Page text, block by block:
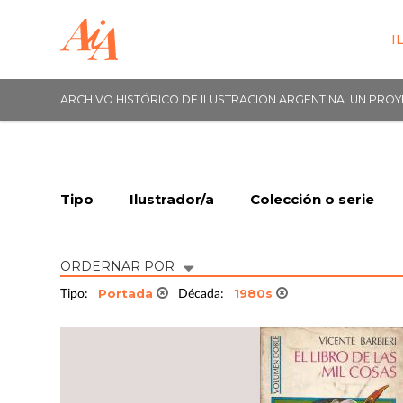
ARCHIVO HISTÓRICO DE ILUSTRACIÓN ARGENTINA. UN
Tipo Ilustrador/a Colección o serie
ORDERNAR POR
Tipo: Portada Década: 1980s